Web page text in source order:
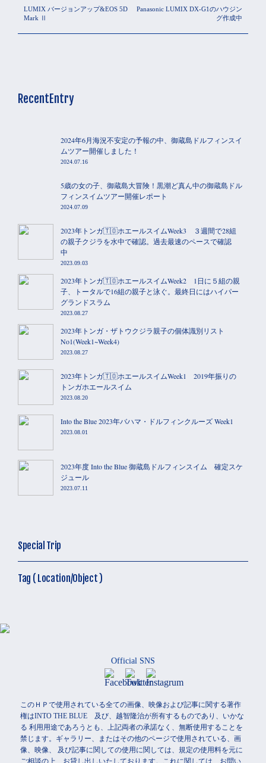
LUMIX バージョンアップ&EOS 5D
Mark Ⅱ
Panasonic LUMIX DX-G1のハウジン
グ作成中
RecentEntry
2024年6月海況不安定の予報の中、御蔵島ドルフィンスイ
ムツアー開催しました！
2024.07.16
5歳の女の子、御蔵島大冒険！黒潮ど真ん中の御蔵島ドル
フィンスイムツアー開催レポート
2024.07.09
2023年トンガ🇹🇴ホエールスイムWeek3 ３週間で28組
の親子クジラを水中で確認。過去最速のペースで確認
中
2023.09.03
2023年トンガ🇹🇴ホエールスイムWeek2 1日に５組の親
子、トータルで16組の親子と泳ぐ。最終日にはハイパー
グランドスラム
2023.08.27
2023年トンガ・ザトウクジラ親子の個体識別リスト
No1(Week1~Week4)
2023.08.27
2023年トンガ🇹🇴ホエールスイムWeek1 2019年振りの
トンガホエールスイム
2023.08.20
Into the Blue 2023年バハマ・ドルフィンクルーズ Week1
2023.08.01
2023年度 Into the Blue 御蔵島ドルフィンスイム 確定スケ
ジュール
2023.07.11
Special Trip
Tag ( Location/Object )
Official SNS
このＨＰで使用されている全ての画像、映像および記事に関する著作
権はINTO THE BLUE 及び、越智隆治が所有するものであり、いかな
る 利用用途であろうとも、上記両者の承諾なく、無断使用することを
禁じます。ギャラリー、またはその他のページで使用されている、画
像、映像、 及び記事に関しての使用に関しては、規定の使用料を元に
ご相談の上、お貸し出しいたしております。これに関しては、お問い